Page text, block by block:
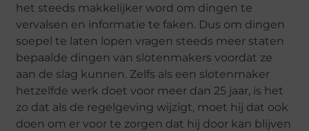
het steeds makkelijker word om dingen te
vervalsen en informatie te faken. Dus om dingen
soepel te laten lopen vragen steeds meer staten
bepaalde dingen van slotenmakers voordat ze
aan de slag kunnen. Zelfs als een slotenmaker
hetzelfde werk doet voor meer dan 25 jaar, is het
zo dat als de regelgeving wijzigt, moet hij dat ook
doen om er voor te zorgen dat hij door kan blijven